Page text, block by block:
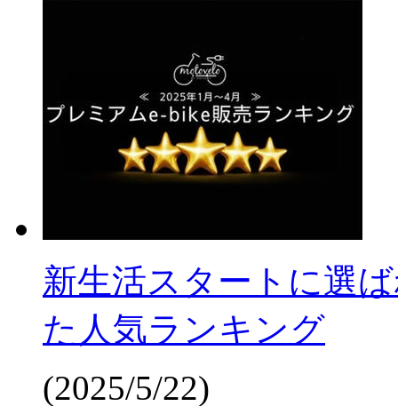
新生活スタートに選
た人気ランキング
(2025/5/22)